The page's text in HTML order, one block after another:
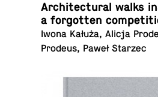
Ar­chi­tec­tural walks
a for­got­ten
Iwona Kałuża, Alicja
Prodeus, Paweł Starzec